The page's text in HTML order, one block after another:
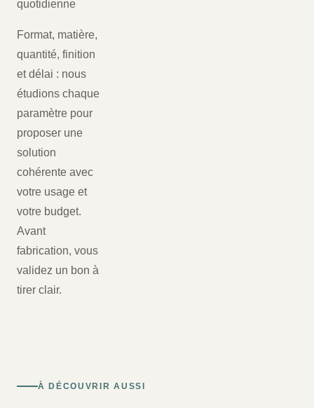
quotidienne
Format, matière,
quantité, finition
et délai : nous
étudions chaque
paramètre pour
proposer une
solution
cohérente avec
votre usage et
votre budget.
Avant
fabrication, vous
validez un bon à
tirer clair.
À DÉCOUVRIR AUSSI